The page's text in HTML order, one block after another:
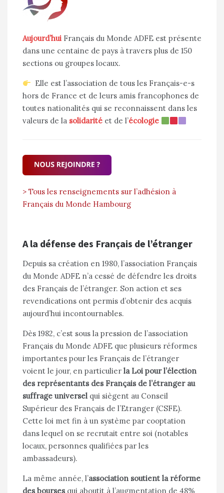
Aujourd’hui Français du Monde ADFE est présente
dans une centaine de pays à travers plus de 150
sections ou groupes locaux.
Elle est l’association de tous les Français-e-s
hors de France et de leurs amis francophones de
toutes nationalités qui se reconnaissent dans les
valeurs de la solidarité et de l’écologie
> Tous les renseignements sur l’adhésion à
Français du Monde Hambourg
A la défense des Français de l’étranger
Depuis sa création en 1980, l’association Français
du Monde ADFE n’a cessé de défendre les droits
des Français de l’étranger. Son action et ses
revendications ont permis d’obtenir des acquis
aujourd’hui incontournables.
Dès 1982, c’est sous la pression de l’association
Français du Monde ADFE que plusieurs réformes
importantes pour les Français de l’étranger
voient le jour, en particulier la Loi pour l’élection
des représentants des Français de l’étranger au
suffrage universel qui siègent au Conseil
Supérieur des Français de l’Etranger (CSFE).
Cette loi met fin à un système par cooptation
dans lequel on se recrutait entre soi (notables
locaux, personnes qualifiées par les
ambassadeurs).
La même année, l’association soutient la réforme
des bourses qui aboutit à l’augmentation de 48%